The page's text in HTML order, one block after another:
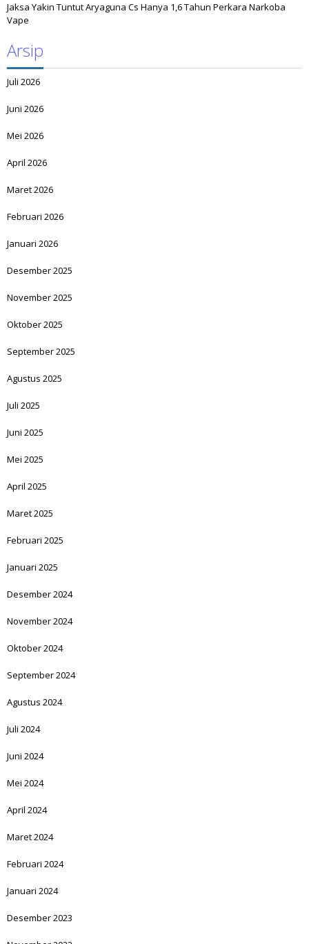
Jaksa Yakin Tuntut Aryaguna Cs Hanya 1,6 Tahun Perkara Narkoba
Vape
Arsip
Juli 2026
Juni 2026
Mei 2026
April 2026
Maret 2026
Februari 2026
Januari 2026
Desember 2025
November 2025
Oktober 2025
September 2025
Agustus 2025
Juli 2025
Juni 2025
Mei 2025
April 2025
Maret 2025
Februari 2025
Januari 2025
Desember 2024
November 2024
Oktober 2024
September 2024
Agustus 2024
Juli 2024
Juni 2024
Mei 2024
April 2024
Maret 2024
Februari 2024
Januari 2024
Desember 2023